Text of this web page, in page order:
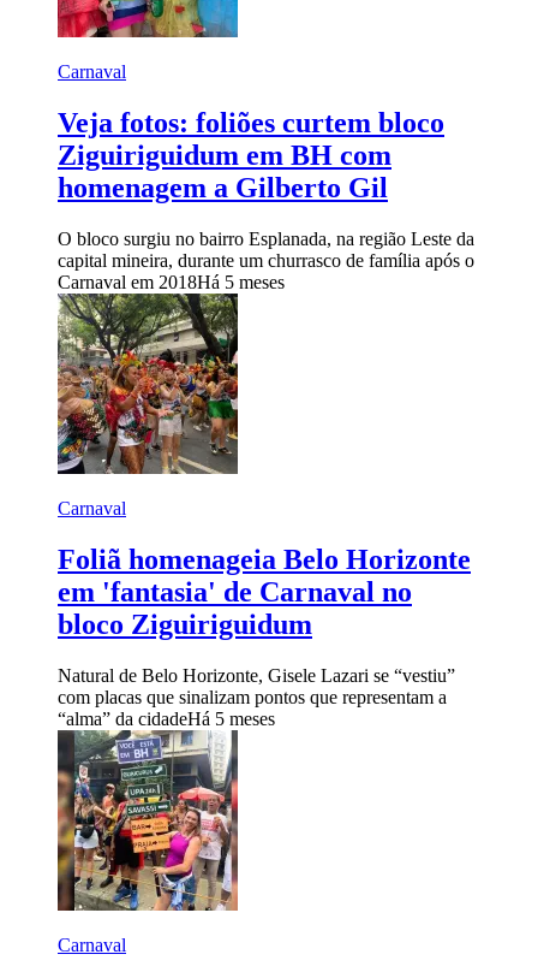
Carnaval
Veja fotos: foliões curtem bloco
Ziguiriguidum em BH com
homenagem a Gilberto Gil
O bloco surgiu no bairro Esplanada, na região Leste da
capital mineira, durante um churrasco de família após o
Carnaval em 2018Há 5 meses
Carnaval
Foliã homenageia Belo Horizonte
em 'fantasia' de Carnaval no
bloco Ziguiriguidum
Natural de Belo Horizonte, Gisele Lazari se “vestiu”
com placas que sinalizam pontos que representam a
“alma” da cidadeHá 5 meses
Carnaval